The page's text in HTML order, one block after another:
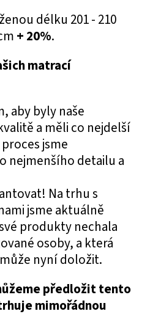
délku 201 - 210
+ 20%.
matrací
aby byly naše
a měli co nejdelší
jsme
nejmenšího detailu a
Na trhu s
jsme aktuálně
produkty nechala
osoby, a která
nyní doložit.
předložit tento
mimořádnou